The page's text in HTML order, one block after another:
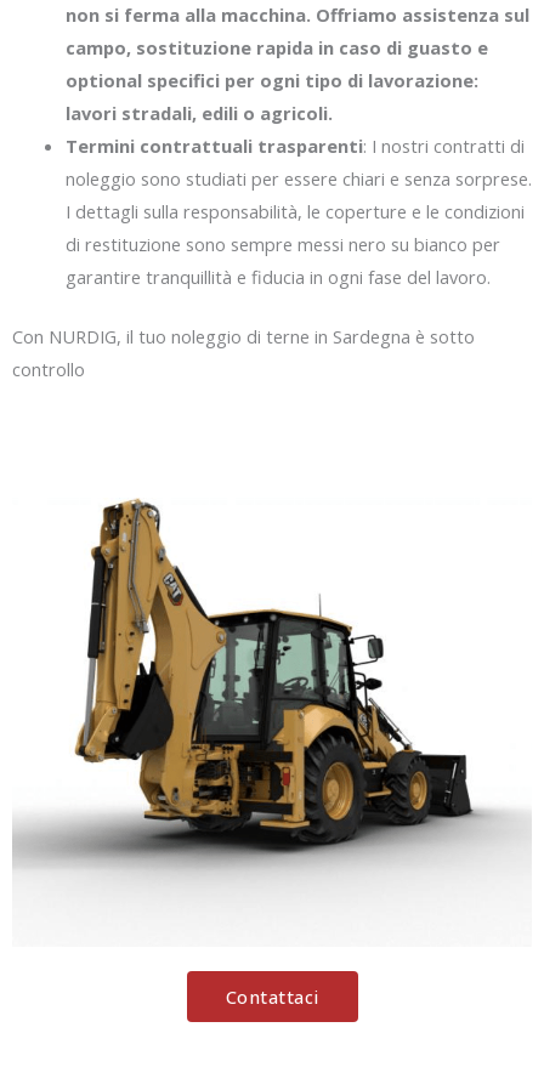
non si ferma alla macchina. Offriamo assistenza sul
campo, sostituzione rapida in caso di guasto e
optional specifici per ogni tipo di lavorazione:
lavori stradali, edili o agricoli.
Termini contrattuali trasparenti: I nostri contratti di
noleggio sono studiati per essere chiari e senza sorprese.
I dettagli sulla responsabilità, le coperture e le condizioni
di restituzione sono sempre messi nero su bianco per
garantire tranquillità e fiducia in ogni fase del lavoro.
Con NURDIG, il tuo noleggio di terne in Sardegna è sotto
controllo
Contattaci